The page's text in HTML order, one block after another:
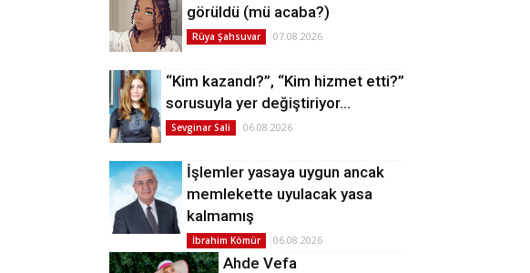
görüldü (mü acaba?)
Rüya Şahsuvar 07.08.2026
“Kim kazandı?”, “Kim hizmet etti?”
sorusuyla yer değiştiriyor…
Sevginar Sali 06.08.2026
İşlemler yasaya uygun ancak
memlekette uyulacak yasa
kalmamış
İbrahim Kömür 06.08.2026
Ahde Vefa